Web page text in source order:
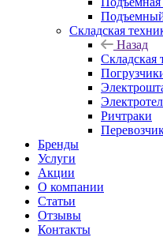
Подъемный
Складская
Назад
Складская
Ричтраки
Бренды
Услуги
Акции
О компании
Статьи
Отзывы
Контакты